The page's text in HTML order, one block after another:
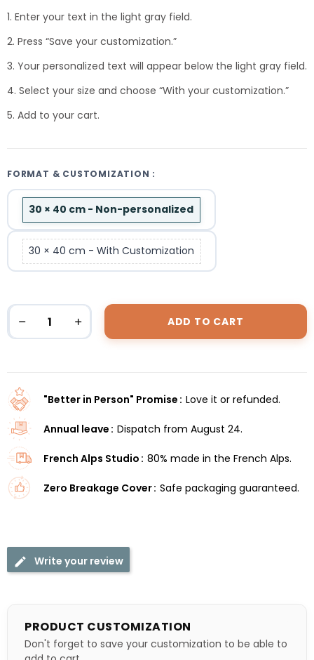
1. Enter your text in the light gray field.
2. Press “Save your customization.”
3. Your personalized text will appear below the light gray field.
4. Select your size and choose “With your customization.”
5. Add to your cart.
PRODUCT CUSTOMIZATION
Don't forget to save your customization to be able to
FORMAT & CUSTOMIZATION :
30 × 40 cm - Non-personalized
30 × 40 cm - With Customization
ADD TO CART
"Better in Person" Promise Love it or refunded.
Annual leave Dispatch from August 24.
French Alps Studio 80% made in the French Alps.
Zero Breakage Cover Safe packaging guaranteed.
Write your review